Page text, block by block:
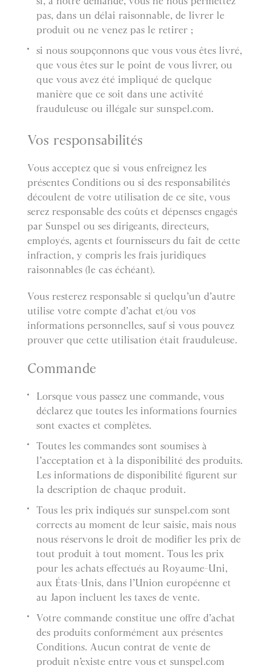
pas, dans un délai raisonnable, de livrer le
produit ou ne venez pas le retirer ;
si nous soupçonnons que vous vous êtes livré,
que vous êtes sur le point de vous livrer, ou
que vous avez été impliqué de quelque
manière que ce soit dans une activité
frauduleuse ou illégale sur sunspel.com.
Vos responsabilités
Vous acceptez que si vous enfreignez les
présentes Conditions ou si des responsabilités
découlent de votre utilisation de ce site, vous
serez responsable des coûts et dépenses engagés
par Sunspel ou ses dirigeants, directeurs,
employés, agents et fournisseurs du fait de cette
infraction, y compris les frais juridiques
raisonnables (le cas échéant).
Vous resterez responsable si quelqu’un d’autre
utilise votre compte d’achat et/ou vos
informations personnelles, sauf si vous pouvez
prouver que cette utilisation était frauduleuse.
Commande
Lorsque vous passez une commande, vous
déclarez que toutes les informations fournies
sont exactes et complètes.
Toutes les commandes sont soumises à
l’acceptation et à la disponibilité des produits.
Les informations de disponibilité figurent sur
la description de chaque produit.
Tous les prix indiqués sur sunspel.com sont
corrects au moment de leur saisie, mais nous
nous réservons le droit de modifier les prix de
tout produit à tout moment. Tous les prix
pour les achats effectués au Royaume-Uni,
aux États-Unis, dans l’Union européenne et
au Japon incluent les taxes de vente.
Votre commande constitue une offre d’achat
des produits conformément aux présentes
Conditions. Aucun contrat de vente de
produit n’existe entre vous et sunspel.com